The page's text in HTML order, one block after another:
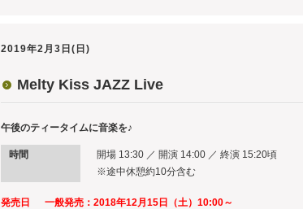
2019年2月3日(日)
Melty Kiss JAZZ Live
午後のティータイムに音楽を♪
時間
開場 13:30 ／ 開演 14:00 ／ 終演 15:20頃
※途中休憩約10分含む
発売日
一般発売：2018年12月15日（土）10:00～